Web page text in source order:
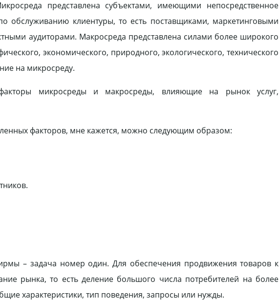
представлена субъектами, имеющими непосредственное
клиентуры, то есть поставщиками, маркетинговыми
аудиторами. Макросреда представлена силами более широкого
экономического, природного, экологического, технического
на микросреду.
микросреды и макросреды, влияющие на рынок услуг,
факторов, мне кажется, можно следующим образом:
– задача номер один. Для обеспечения продвижения товаров к
рынка, то есть деление большого числа потребителей на более
характеристики, тип поведения, запросы или нужды.